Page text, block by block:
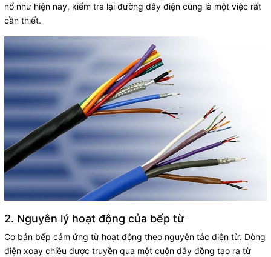
nổ như hiện nay, kiểm tra lại đường dây điện cũng là một việc rất
cần thiết.
2. Nguyên lý hoạt động của bếp từ
Cơ bản bếp cảm ứng từ hoạt động theo nguyên tắc điện từ. Dòng
điện xoay chiều được truyền qua một cuộn dây đồng tạo ra từ